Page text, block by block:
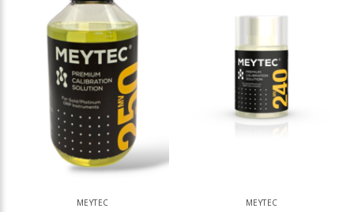
MEYTEC MEYTEC